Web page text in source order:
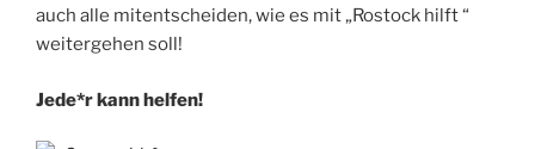
auch alle mitentscheiden, wie es mit „Rostock hilft “
weitergehen soll!
Jede*r kann helfen!